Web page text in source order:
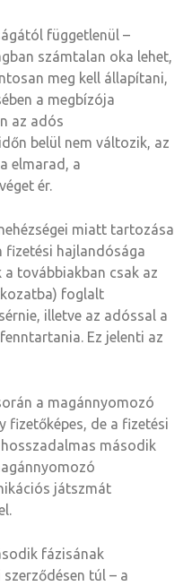
függetlenül –
számtalan oka lehet,
meg kell állapítani,
a megbízója
az adós
belül nem változik, az
elmarad, a
ér.
miatt tartozása
fizetési hajlandósága
továbbiakban csak az
foglalt
illetve az adóssal a
Ez jelenti az
a magánnyomozó
fizetőképes, de a fizetési
második
játszmát
fázisának
túl – a